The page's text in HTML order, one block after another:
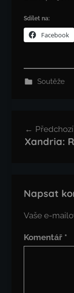
Sdílet na:
Facebook
Soutěže
proXandria:
Napsat
Vaše e-
Komentář *